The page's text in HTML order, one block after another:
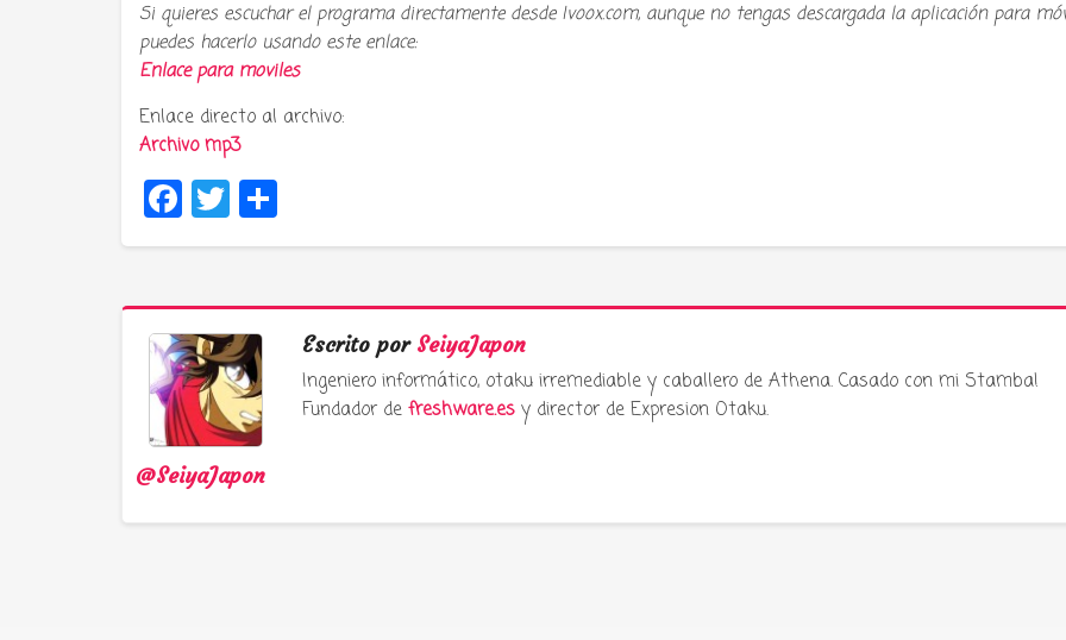
Si quieres escuchar el programa directamente desde Ivoox.com, aunque no tengas descargada la aplicación para
puedes hacerlo usando este enlace:
Enlace para moviles
Enlace directo al archivo:
Archivo mp3
Facebook
Twitter
@SeiyaJapon
Escrito por SeiyaJapon
Ingeniero informático, otaku irremediable y caballero de Athena. Casado con mi Stamba!
Fundador de freshware.esy director de Expresion Otaku.